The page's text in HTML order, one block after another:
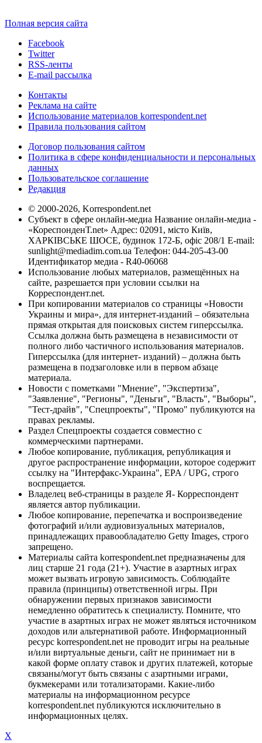
Полная версия сайта
Facebook
Twitter
RSS-ленты
E-mail рассылка
Контакты
Реклама на сайте
Использование материалов korrespondent.net
Правила пользования сайтом
Договор пользования сайтом
Политика в сфере конфиденциальности и персональных
данных
Пользовательское соглашение
Редакция
© 2000-2026, Korrespondent.net
Субъект в сфере онлайн-медиа Название онлайн-медиа -
«КореспонденТ.net» Адрес: 02091, місто Київ,
ХАРКІВСЬКЕ ШОСЕ, будинок 172-Б, офіс 208/1 E-mail:
sunlight@mediadim.com.ua Телефон: 044-205-43-00
Идентификатор медиа - R40-06068
Использование любых материалов, размещённых на
сайте, разрешается при условии ссылки на
Корреспондент.net.
При копировании материалов со страницы «Новости
Украины и мира», для интернет-изданий – обязательна
прямая открытая для поисковых систем гиперссылка.
Ссылка должна быть размещена в независимости от
полного либо частичного использования материалов.
Гиперссылка (для интернет- изданий) – должна быть
размещена в подзаголовке или в первом абзаце
материала.
Новости с пометками "Мнение", "Экспертиза",
"Заявление", "Регионы", "Деньги", "Власть", "Выборы",
"Тест-драйв", "Спецпроекты", "Промо" публикуются на
правах рекламы.
Раздел Спецпроекты создается совместно с
коммерческими партнерами.
Любое копирование, публикация, републикация и
другое распространение информации, которое содержит
ссылку на "Интерфакс-Украина", EPA / UPG, строго
воспрещается.
Владелец веб-страницы в разделе Я- Корреспондент
является автор публикации.
Любое копирование, перепечатка и воспроизведение
фотографий и/или аудиовизуальных материалов,
принадлежащих правообладателю Getty Images, строго
запрещено.
Материалы сайта korrespondent.net предназначены для
лиц старше 21 года (21+). Участие в азартных играх
может вызвать игровую зависимость. Соблюдайте
правила (принципы) ответственной игры. При
обнаружении первых признаков зависимости
немедленно обратитесь к специалисту. Помните, что
участие в азартных играх не может являться источником
доходов или альтернативой работе. Информационный
ресурс korrespondent.net не проводит игры на реальные
и/или виртуальные деньги, сайт не принимает ни в
какой форме оплату ставок и других платежей, которые
связаны/могут быть связаны с азартными играми,
букмекерами или тотализаторами. Какие-либо
материалы на информационном ресурсе
korrespondent.net публикуются исключительно в
информационных целях.
X